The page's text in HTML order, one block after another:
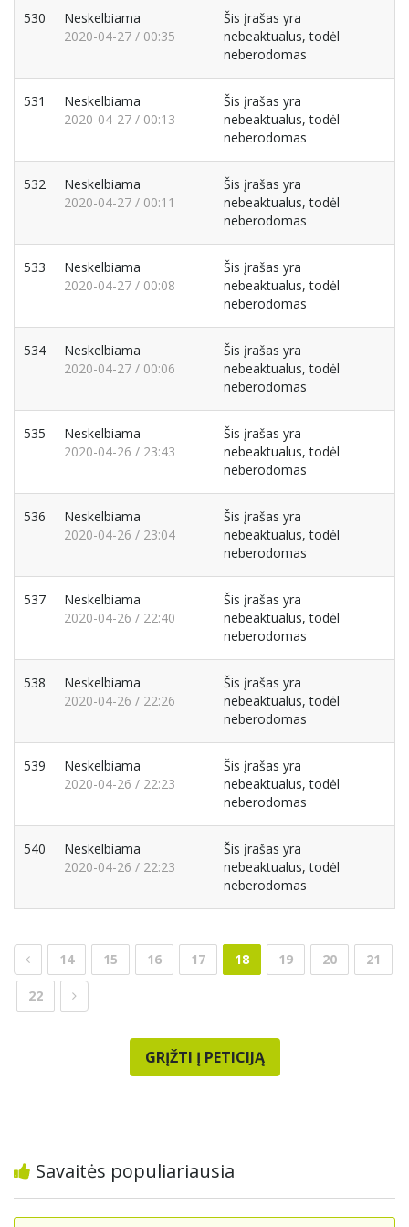
530
Neskelbiama
2020-04-27 / 00:35
Šis įrašas yra
nebeaktualus, todėl
neberodomas
531
Neskelbiama
2020-04-27 / 00:13
Šis įrašas yra
nebeaktualus, todėl
neberodomas
532
Neskelbiama
2020-04-27 / 00:11
Šis įrašas yra
nebeaktualus, todėl
neberodomas
533
Neskelbiama
2020-04-27 / 00:08
Šis įrašas yra
nebeaktualus, todėl
neberodomas
534
Neskelbiama
2020-04-27 / 00:06
Šis įrašas yra
nebeaktualus, todėl
neberodomas
535
Neskelbiama
2020-04-26 / 23:43
Šis įrašas yra
nebeaktualus, todėl
neberodomas
536
Neskelbiama
2020-04-26 / 23:04
Šis įrašas yra
nebeaktualus, todėl
neberodomas
537
Neskelbiama
2020-04-26 / 22:40
Šis įrašas yra
nebeaktualus, todėl
neberodomas
538
Neskelbiama
2020-04-26 / 22:26
Šis įrašas yra
nebeaktualus, todėl
neberodomas
539
Neskelbiama
2020-04-26 / 22:23
Šis įrašas yra
nebeaktualus, todėl
neberodomas
540
Neskelbiama
2020-04-26 / 22:23
Šis įrašas yra
nebeaktualus, todėl
neberodomas
14 15 16 17 18 19 20 21
22
GRĮŽTI Į PETICIJĄ
Savaitės populiariausia